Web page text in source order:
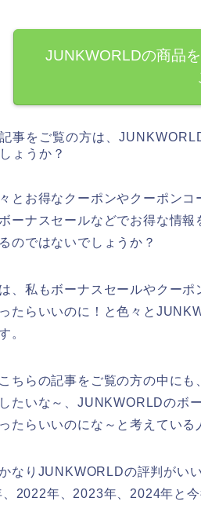
JUNKWORLDの商品
事をご覧の方は、
ょうか？
とお得なクーポンやクーポン
ーナスセールなどでお得な情
のではないでしょうか？
、私もボーナスセールやクー
たらいいのに！と色々と
。
ちらの記事をご覧の方の中に
たいな～、JUNKWORLDのボ
たらいいのにな～と考えている
なりJUNKWORLDの評判がい
、2022年、2023年、2024年と